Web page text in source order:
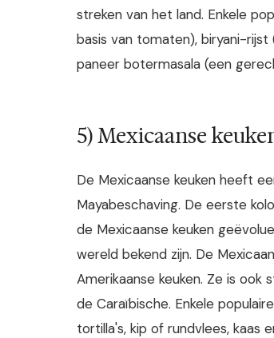
streken van het land. Enkele
basis van tomaten), biryani-
paneer botermasala (een
5) Mexicaanse
De Mexicaanse keuken heeft
Mayabeschaving. De eerste
de Mexicaanse keuken
wereld bekend zijn. De
Amerikaanse keuken. Ze is
de Caraïbische. Enkele
tortilla's, kip of rundvlees, kaas